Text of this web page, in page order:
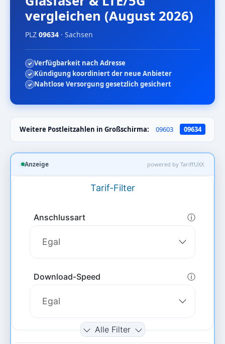
vergleichen (August 2026)
PLZ 09634 · Sachsen
Verfügbarkeit nach Adresse
Kündigung koordiniert der neue Anbieter
Nahtlose Versorgung gesetzlich gesichert
Weitere Postleitzahlen in Großschirma: 09603 09634
Anzeige powered by TariffUXX